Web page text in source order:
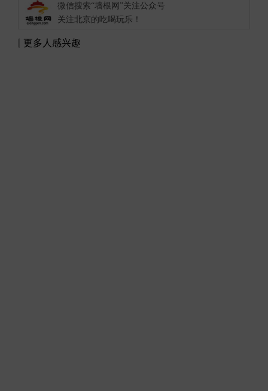
微信搜索“墙根网”关注公众号
关注北京的吃喝玩乐！
更多人感兴趣